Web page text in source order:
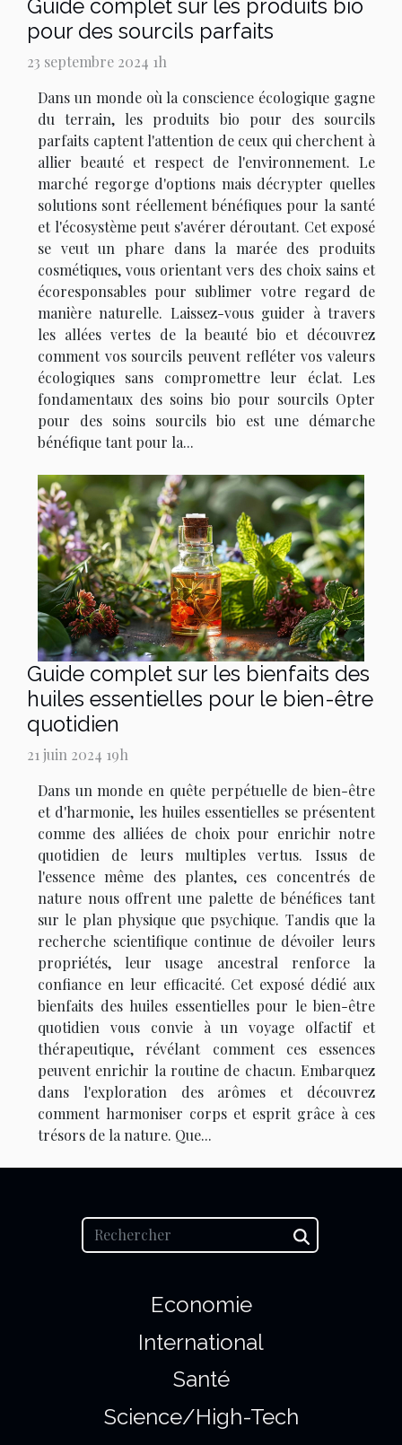
Guide complet sur les produits bio
pour des sourcils parfaits
23 septembre 2024 1h
Dans un monde où la conscience écologique gagne
du terrain, les produits bio pour des sourcils
parfaits captent l'attention de ceux qui cherchent à
allier beauté et respect de l'environnement. Le
marché regorge d'options mais décrypter quelles
solutions sont réellement bénéfiques pour la santé
et l'écosystème peut s'avérer déroutant. Cet exposé
se veut un phare dans la marée des produits
cosmétiques, vous orientant vers des choix sains et
écoresponsables pour sublimer votre regard de
manière naturelle. Laissez-vous guider à travers
les allées vertes de la beauté bio et découvrez
comment vos sourcils peuvent refléter vos valeurs
écologiques sans compromettre leur éclat. Les
fondamentaux des soins bio pour sourcils Opter
pour des soins sourcils bio est une démarche
bénéfique tant pour la...
Guide complet sur les bienfaits des
huiles essentielles pour le bien-être
quotidien
21 juin 2024 19h
Dans un monde en quête perpétuelle de bien-être
et d'harmonie, les huiles essentielles se présentent
comme des alliées de choix pour enrichir notre
quotidien de leurs multiples vertus. Issus de
l'essence même des plantes, ces concentrés de
nature nous offrent une palette de bénéfices tant
sur le plan physique que psychique. Tandis que la
recherche scientifique continue de dévoiler leurs
propriétés, leur usage ancestral renforce la
confiance en leur efficacité. Cet exposé dédié aux
bienfaits des huiles essentielles pour le bien-être
quotidien vous convie à un voyage olfactif et
thérapeutique, révélant comment ces essences
peuvent enrichir la routine de chacun. Embarquez
dans l'exploration des arômes et découvrez
comment harmoniser corps et esprit grâce à ces
trésors de la nature. Que...
Economie
International
Santé
Science/High-Tech